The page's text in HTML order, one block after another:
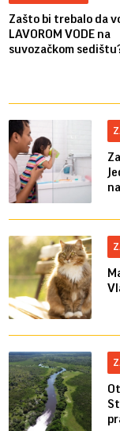
Zašto bi trebalo da
LAVOROM VODE na
suvozačkom